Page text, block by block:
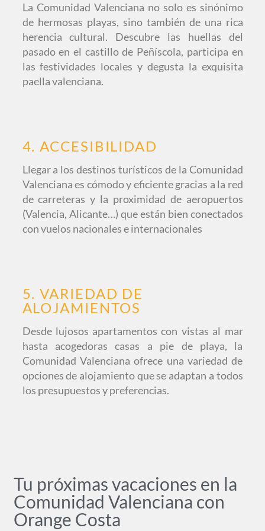
La Comunidad Valenciana no solo es sinónimo
de hermosas playas, sino también de una rica
herencia cultural. Descubre las huellas del
pasado en el castillo de Peñíscola, participa en
las festividades locales y degusta la exquisita
paella valenciana.
4. ACCESIBILIDAD
Llegar a los destinos turísticos de la Comunidad
Valenciana es cómodo y eficiente gracias a la red
de carreteras y la proximidad de aeropuertos
(Valencia, Alicante…) que están bien conectados
con vuelos nacionales e internacionales
5. VARIEDAD DE
ALOJAMIENTOS
Desde lujosos apartamentos con vistas al mar
hasta acogedoras casas a pie de playa, la
Comunidad Valenciana ofrece una variedad de
opciones de alojamiento que se adaptan a todos
los presupuestos y preferencias.
Tu próximas vacaciones en la
Comunidad Valenciana con
Orange Costa